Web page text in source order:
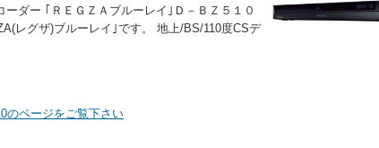
ダー ｢ＲＥＧＺＡブルーレイ｣Ｄ－ＢＺ５１０
レグザ)ブルーレイ｣です。 地上/BS/110度CSデ
のページをご覧下さい